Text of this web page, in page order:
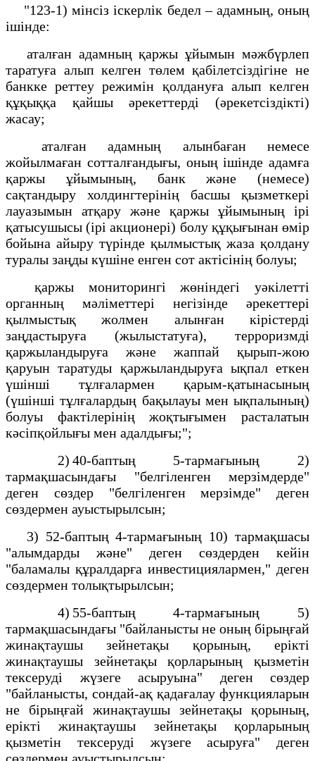
"123-1) мінсіз іскерлік бедел – адамның, оның
ішінде:
аталған адамның қаржы ұйымын мәжбүрлеп
таратуға алып келген төлем қабілетсіздігіне не
банкке реттеу режимін қолдануға алып келген
құқыққа қайшы әрекеттерді (әрекетсіздікті)
жасау;
аталған адамның алынбаған немесе
жойылмаған сотталғандығы, оның ішінде адамға
қаржы ұйымының, банк және (немесе)
сақтандыру холдингтерінің басшы қызметкері
лауазымын атқару және қаржы ұйымының ірі
қатысушысы (ірі акционері) болу құқығынан өмір
бойына айыру түрінде қылмыстық жаза қолдану
туралы заңды күшіне енген сот актісінің болуы;
қаржы мониторингі жөніндегі уәкілетті
органның мәліметтері негізінде әрекеттері
қылмыстық жолмен алынған кірістерді
заңдастыруға (жылыстатуға), терроризмді
қаржыландыруға және жаппай қырып-жою
қаруын таратуды қаржыландыруға ықпал еткен
үшінші тұлғалармен қарым-қатынасының
(үшінші тұлғалардың бақылауы мен ықпалының)
болуы фактілерінің жоқтығымен расталатын
кәсіпқойлығы мен адалдығы;";
2) 40-баптың 5-тармағының 2)
тармақшасындағы "белгіленген мерзімдерде"
деген сөздер "белгіленген мерзімде" деген
сөздермен ауыстырылсын;
3) 52-баптың 4-тармағының 10) тармақшасы
"алымдарды және" деген сөздерден кейін
"баламалы құралдарға инвестициялармен," деген
сөздермен толықтырылсын;
4) 55-баптың 4-тармағының 5)
тармақшасындағы "байланысты не оның бірыңғай
жинақтаушы зейнетақы қорының, ерікті
жинақтаушы зейнетақы қорларының қызметін
тексеруді жүзеге асыруына" деген сөздер
"байланысты, сондай-ақ қадағалау функцияларын
не бірыңғай жинақтаушы зейнетақы қорының,
ерікті жинақтаушы зейнетақы қорларының
қызметін тексеруді жүзеге асыруға" деген